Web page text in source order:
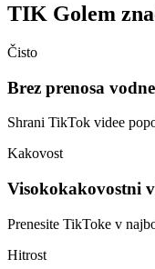
TIK Golem
Čisto
Brez prenosa
Shrani TikTok videe
Kakovost
Visokokakovostni
Prenesite TikToke v
Hitrost